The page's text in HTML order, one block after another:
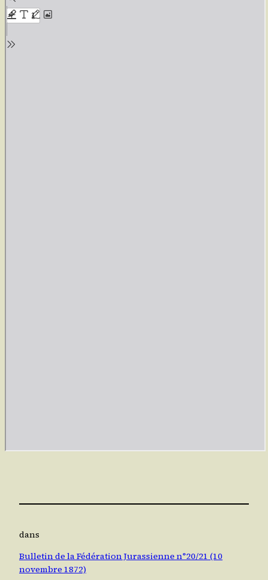
dans
Bulletin de la Fédération Jurassienne n°20/21 (10
novembre 1872)